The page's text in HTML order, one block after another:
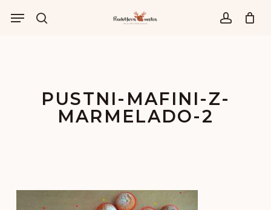
išči account
Menu
PUSTNI-MAFINI-Z-
MARMELADO-2